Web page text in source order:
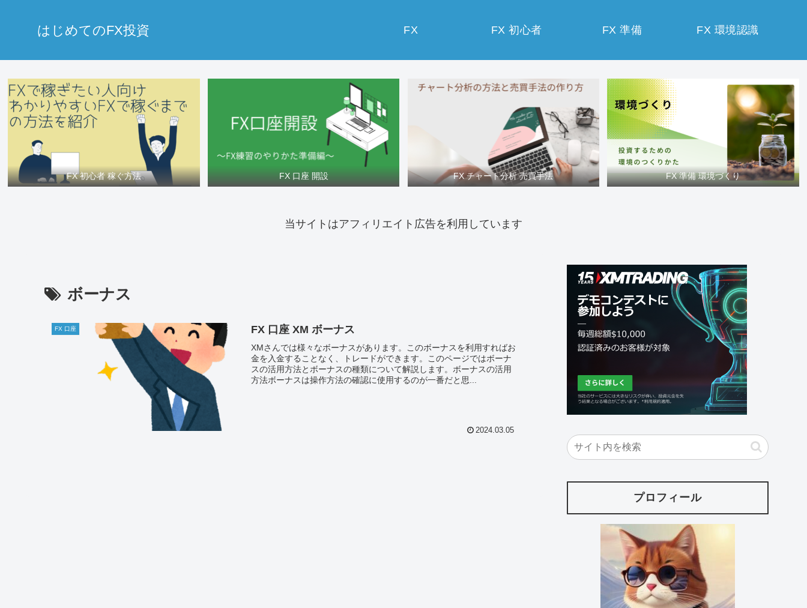
はじめてのFX投資 FX FX 初心者 FX 準備 FX 環境認識
FX 初心者 稼ぐ方法 FX 口座 開設 FX チャート分析 売買手法 FX 準備 環境づくり
当サイトはアフィリエイト広告を利用しています
ボーナス
FX 口座 FX 口座 XM ボーナス
XMさんでは様々なボーナスがあります。このボーナスを利用すればお
金を入金することなく、トレードができます。このページではボーナ
スの活用方法とボーナスの種類について解説します。ボーナスの活用
方法ボーナスは操作方法の確認に使用するのが一番だと思...
2024.03.05
プロフィール